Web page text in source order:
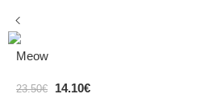
Meow
23.50€ 14.10€